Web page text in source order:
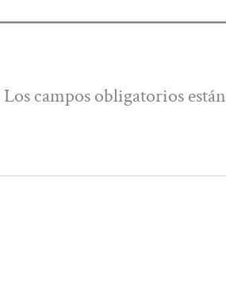
Los campos obligatorios están